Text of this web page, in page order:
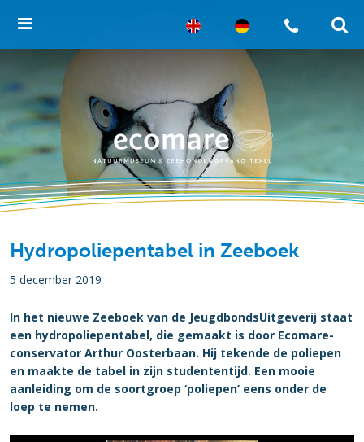
Hydropoliepentabel in Zeeboek
5 december 2019
In het nieuwe Zeeboek van de JeugdbondsUitgeverij staat
een hydropoliepentabel, die gemaakt is door Ecomare-
conservator Arthur Oosterbaan. Hij tekende de poliepen
en maakte de tabel in zijn studententijd. Een mooie
aanleiding om de soortgroep ‘poliepen’ eens onder de
loep te nemen.